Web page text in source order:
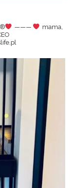
®️ ———
mama,